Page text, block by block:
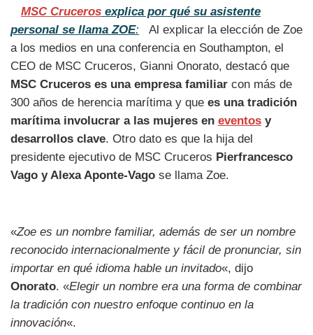
MSC Cruceros explica por qué su asistente
personal se llama ZOE: Al explicar la elección de Zoe
a los medios en una conferencia en Southampton, el
CEO de MSC Cruceros, Gianni Onorato, destacó que
MSC Cruceros es una empresa familiar con más de
300 años de herencia marítima y que es una tradición
marítima involucrar a las mujeres en eventos y
desarrollos clave. Otro dato es que la hija del
presidente ejecutivo de MSC Cruceros Pierfrancesco
Vago y Alexa Aponte-Vago se llama Zoe.
«Zoe es un nombre familiar, además de ser un nombre
reconocido internacionalmente y fácil de pronunciar, sin
importar en qué idioma hable un invitado«, dijo
Onorato. «Elegir un nombre era una forma de combinar
la tradición con nuestro enfoque continuo en la
innovación«.